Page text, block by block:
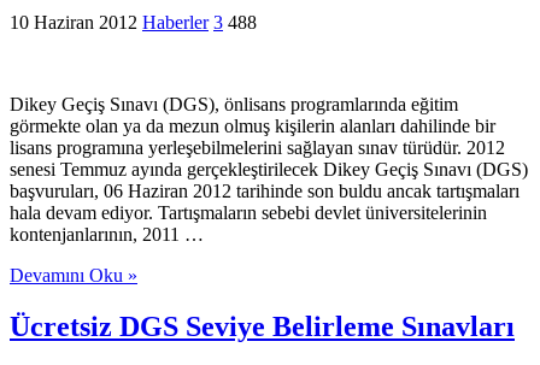
10 Haziran 2012 Haberler 3 488
Dikey Geçiş Sınavı (DGS), önlisans programlarında eğitim
görmekte olan ya da mezun olmuş kişilerin alanları dahilinde bir
lisans programına yerleşebilmelerini sağlayan sınav türüdür. 2012
senesi Temmuz ayında gerçekleştirilecek Dikey Geçiş Sınavı (DGS)
başvuruları, 06 Haziran 2012 tarihinde son buldu ancak tartışmaları
hala devam ediyor. Tartışmaların sebebi devlet üniversitelerinin
kontenjanlarının, 2011 …
Devamını Oku »
Ücretsiz DGS Seviye Belirleme Sınavları